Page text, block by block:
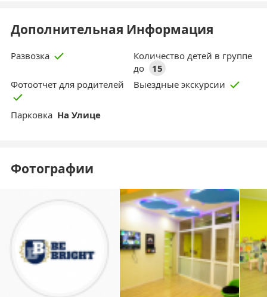
Дополнительная Информация
Развозка
Количество детей в группе
до
15
Фотоотчет для родителей
Выездные экскурсии
Парковка На Улице
Фотографии